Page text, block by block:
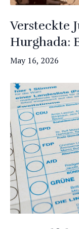
Versteckte
Hurghada:
May 16, 2026